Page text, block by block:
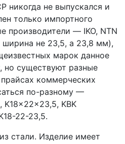
никогда не выпускался и
только импортного
производители — IKO, NTN
ширина не 23,5, а 23,8 мм),
марок данное
но существуют разные
коммерческих
по-разному —
K18x22x23,5, KBK
22-23,5.
стали. Изделие имеет